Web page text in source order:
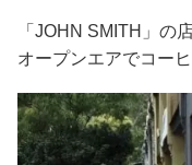
「JOHN SMITH」の
オープンエアでコー